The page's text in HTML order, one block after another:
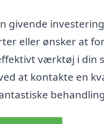
givende
eller ønsker at
værktøj i
at kontakte en